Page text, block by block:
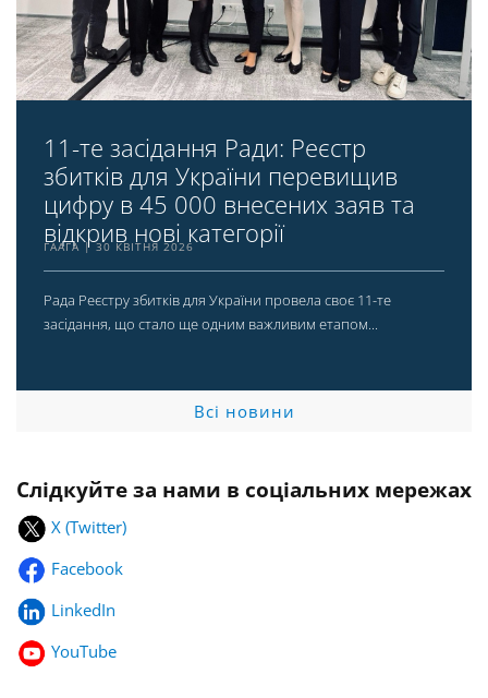
11-те засідання Ради: Реєстр
збитків для України перевищив
цифру в 45 000 внесених заяв та
відкрив нові категорії
ГААГА 30 КВІТНЯ 2026
Рада Реєстру збитків для України провела своє 11-те
засідання, що стало ще одним важливим етапом...
Всі новини
Слідкуйте за нами в соціальних мережах
X (Twitter)
Facebook
LinkedIn
YouTube